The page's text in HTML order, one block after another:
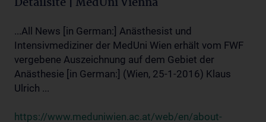
...All News [in German:] Anästhesist und
Intensivmediziner der MedUni Wien erhält vom FWF
vergebene Auszeichnung auf dem Gebiet der
Anästhesie [in German:] (Wien, 25-1-2016) Klaus
Ulrich ...
https://www.meduniwien.ac.at/web/en/about-